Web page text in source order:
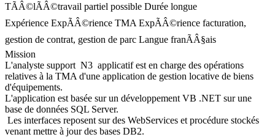
TÃÂ©lÃÂ©travail partiel possible Durée longue
Expérience ExpÃÂ©rience TMA ExpÃÂ©rience facturation,
gestion de contrat, gestion de parc Langue franÃÂ§ais
Mission
L'analyste support N3 applicatif est en charge des opérations
relatives à la TMA d'une application de gestion locative de biens
d'équipements.
L'application est basée sur un développement VB .NET sur une
base de données SQL Server.
Les interfaces reposent sur des WebServices et procédure stockés
venant mettre à jour des bases DB2.